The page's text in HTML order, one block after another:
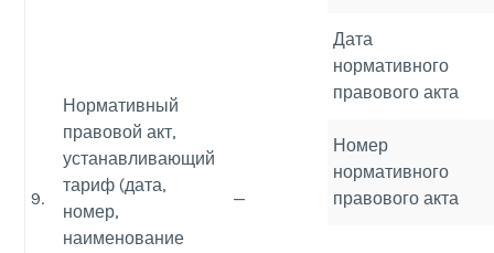
9.
Нормативный
правовой акт,
устанавливающий
тариф (дата,
номер,
наименование
—
Дата
нормативного
правового акта
Номер
нормативного
правового акта